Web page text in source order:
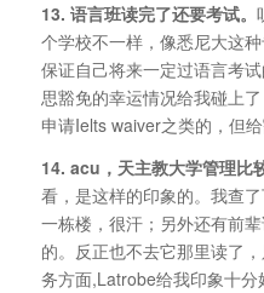
13. 语言班读完了还要考试。
个学校不一样，像悉尼大这
保证自己将来一定过语言考
思豁免的幸运情况给我碰上
申请Ielts waiver之类的，但
14. acu，天主教大学管理比
看，是这样的印象的。我查
一栋楼，很汗；另外还有前
的。反正也不去它那里读了
务方面,Latrobe给我印象十